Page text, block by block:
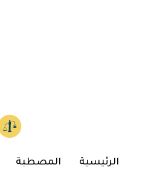
الرئيسية المصطبة